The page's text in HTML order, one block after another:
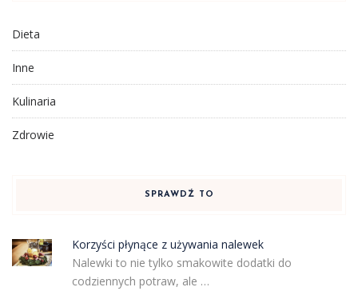
Dieta
Inne
Kulinaria
Zdrowie
SPRAWDŹ TO
Korzyści płynące z używania nalewek
Nalewki to nie tylko smakowite dodatki do
codziennych potraw, ale …